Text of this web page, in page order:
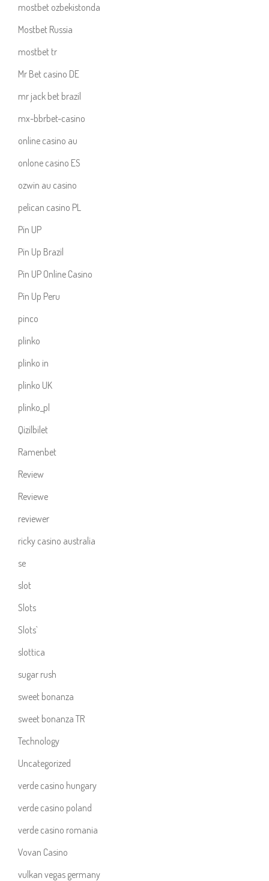
mostbet ozbekistonda
Mostbet Russia
mostbet tr
Mr Bet casino DE
mr jack bet brazil
mx-bbrbet-casino
online casino au
onlone casino ES
ozwin au casino
pelican casino PL
Pin UP
Pin Up Brazil
Pin UP Online Casino
Pin Up Peru
pinco
plinko
plinko in
plinko UK
plinko_pl
Qizilbilet
Ramenbet
Review
Reviewe
reviewer
ricky casino australia
se
slot
Slots
Slots`
slottica
sugar rush
sweet bonanza
sweet bonanza TR
Technology
Uncategorized
verde casino hungary
verde casino poland
verde casino romania
Vovan Casino
vulkan vegas germany